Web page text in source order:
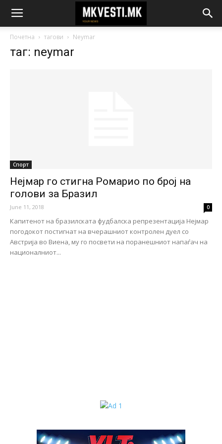
Почетна тагови Neymar
таг: neymar
Спорт
Нејмар го стигна Ромарио по број на
голови за Бразил
June 11, 2018 0
Капитенот на бразилската фудбалска репрезентација Нејмар
погодокот постигнат на вчерашниот контролен дуел со
Австрија во Виена, му го посвети на поранешниот напаѓач на
националниот...